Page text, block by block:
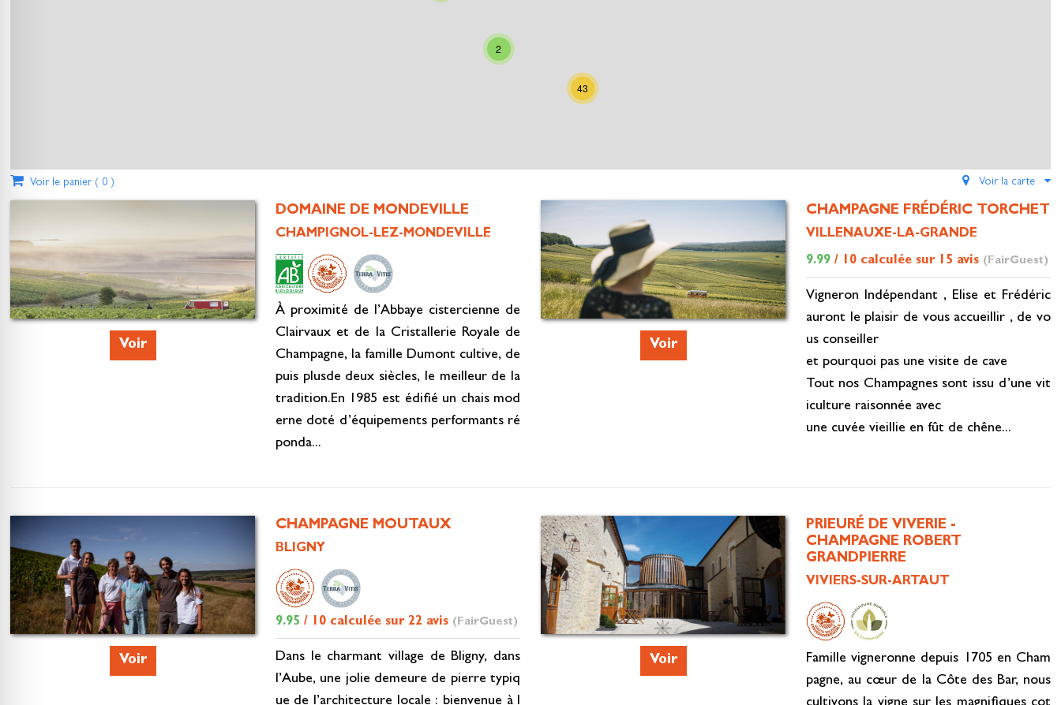
2
43
Voir le panier ( 0) Voir la carte
Voir
DOMAINE DE MONDEVILLE
CHAMPIGNOL-LEZ-MONDEVILLE
À proximité de l’Abbaye cistercienne de
Clairvaux et de la Cristallerie Royale de
Champagne, la famille Dumont cultive, de
puis plusde deux siècles, le meilleur de la
tradition.En 1985 est édifié un chais mod
erne doté d’équipements performants ré
ponda...
Voir
CHAMPAGNE FRÉDÉRIC TORCHET
VILLENAUXE-LA-GRANDE
9.99/ 10 calculée sur 15 avis (FairGuest)
Vigneron Indépendant , Elise et Frédéric
auront le plaisir de vous accueillir , de vo
us conseiller
et pourquoi pas une visite de cave
Tout nos Champagnes sont issu d’une vit
iculture raisonnée avec
une cuvée vieillie en fût de chêne...
Voir
CHAMPAGNE MOUTAUX
BLIGNY
9.95 / 10 calculée sur 22 avis (FairGuest)
Dans le charmant village de Bligny, dans
l’Aube, une jolie demeure de pierre typiq
ue de l’architecture locale : bienvenue à l
Voir
PRIEURÉ DE VIVERIE -
CHAMPAGNE ROBERT
GRANDPIERRE
VIVIERS-SUR-ARTAUT
Famille vigneronne depuis 1705 en Cham
pagne, au cœur de la Côte des Bar, nous